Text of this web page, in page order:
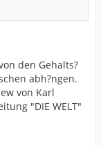
den Gehalts?
abh?ngen.
von Karl
"DIE WELT"